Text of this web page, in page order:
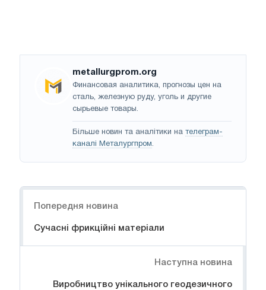
metallurgprom.org
Финансовая аналитика, прогнозы цен на
сталь, железную руду, уголь и другие
сырьевые товары.
Більше новин та аналітики на телеграм-
каналі Металургпром.
Попередня новина
Сучасні фрикційні матеріали
Наступна новина
Виробництво унікального геодезичного